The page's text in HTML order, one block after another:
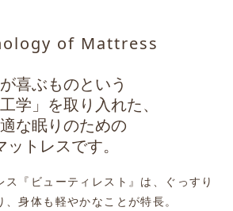
of Mattress
喜ぶものという
工学」を取り入れた、
な眠りのための
ットレスです。
『ビューティレスト』は、
ぐっすり
身体も軽やかなことが特長。